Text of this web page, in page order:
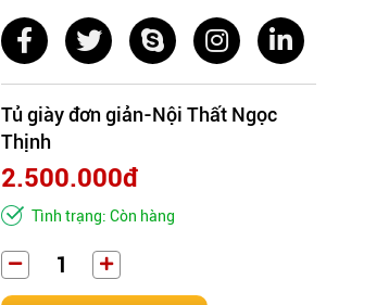
Tủ giày đơn giản-Nội Thất Ngọc
Thịnh
2.500.000đ
Tình trạng: Còn hàng